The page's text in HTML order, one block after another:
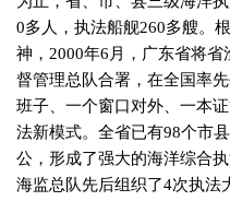
0多人，执法船舰260多艘。
神， 2000年6月，广东省将
督管理总队合署，在全国率
班子、一个窗口对外、一本
法新模式。全省已有98个市县
公，形成了强大的海洋综合执
海监总队先后组织了4次执法